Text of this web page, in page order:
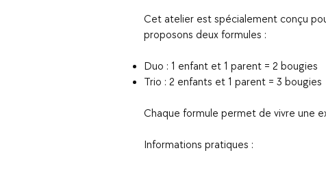
Cet atelier est spécialement conçu
proposons deux formules :
Duo : 1 enfant et 1 parent = 2 bougies
Trio : 2 enfants et 1 parent = 3 bougies​
Chaque formule permet de vivre une
Informations pratiques :